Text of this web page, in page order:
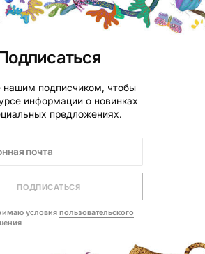
нашим подписчиком, чтобы
информации о новинках
предложениях.
ПОДПИСАТЬСЯ
условия пользовательского